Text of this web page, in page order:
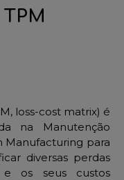
loss-cost matrix) é
na Manutenção
Manufacturing para
diversas perdas
e os seus custos